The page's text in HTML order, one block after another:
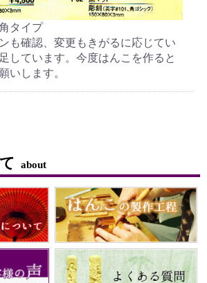
タイプ
も確認、変更もきがるに応じてい
しています。今度はんこを作ると
いします。
about